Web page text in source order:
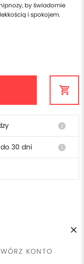
KONTO
by świadomie
i spokojem.
info
30 dni info